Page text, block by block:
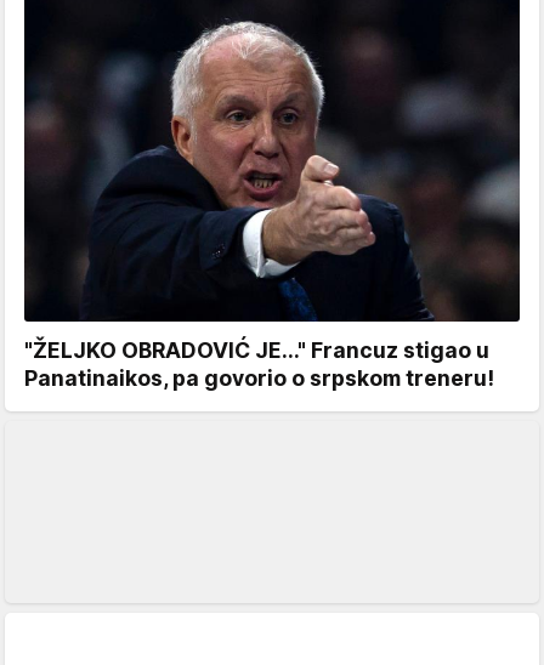
"ŽELJKO OBRADOVIĆ JE..." Francuz stigao u
Panatinaikos, pa govorio o srpskom treneru!